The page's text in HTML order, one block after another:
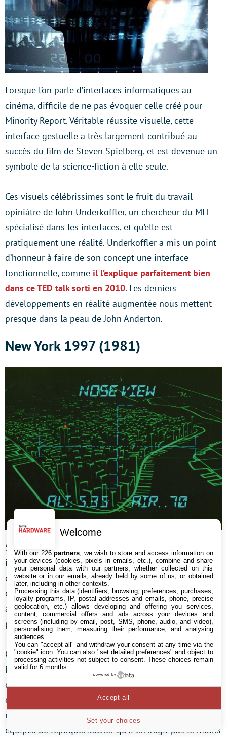
Lorsque l’on parle d’interfaces informatiques au
cinéma, difficile de ne pas évoquer celle créé pour
Minority Report. Véritable réussite visuelle, cette
interface gestuelle a très largement contribué au
succès du film de Steven Spielberg, et est devenue un
symbole de la science-fiction à elle seule.
Ces visuels célébrissimes sont le fruit du travail
opiniâtre de John Underkoffler, un chercheur du MIT
spécialisé dans les interfaces, et qu’elle est
pratiquement une réalité. Underkoffler a mis un point
d’honneur à faire de son concept une interface
fonctionnelle, comme il l’explique parfaitement bien
dans ceTED talk sorti en 2010. Les derniers
développements en réalité augmentée nous mettent
presque dans la peau de John Anderton.
New York 1997 (1981)
Si l’on a peu l’occasion de voir les interfaces
informatiques dans New York 1997, celle que l’on peut
découvrir dans la scène d’ouverture est tout de même
extrêmement marquante. Assez rétro dans son
approche, début des années 1980 oblige, elle nous
présente ce qu’est devenu Manhattan dans le « futur ».
On pourra aussi retenir la scène de l’arrivée de Snake à
New York dans son planeur. L’interface monochrome
que l’on y retrouve, et qui présente une vue en trois
dimensions de la ville est non seulement magnifique,
mais a aussi représenté un véritable défi pour les
équipes de l’époque. Sachez qu’il en s’agit pas le moins
Welcome
With our 226partners , we wish to store and access information on
your devices (cookies, pixels in emails, etc.), combine and share
your personal data with our partners, whether collected on this
website or in our emails, already held by some of us, or obtained
later, including in other contexts.
Processing this data (identifiers, browsing, preferences, purchases,
loyalty programs, IP, postal addresses and emails, phone, precise
geolocation, etc.) allows developing and offering you services,
content, commercial offers and ads across your devices and
screens (including by email, post, SMS, phone, audio, and video),
personalising them, measuring their performance, and analysing
audiences.
You can "accept all" and withdraw your consent at any time via the
"cookie" icon. You can also "set detailed preferences" and object to
processing activities not subject to consent. These choices remain
valid for 6 months.
powered by
Set your choices
Accept all